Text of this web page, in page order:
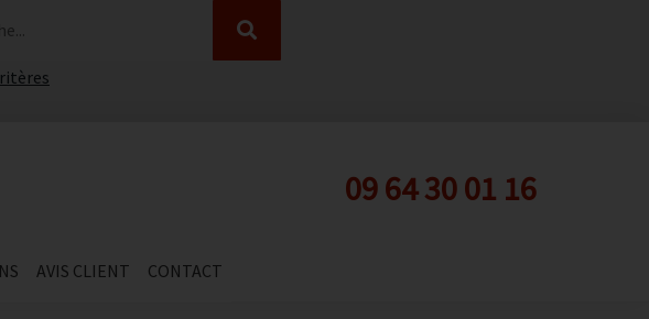
09 64 30 01 16
AVIS CLIENT CONTACT